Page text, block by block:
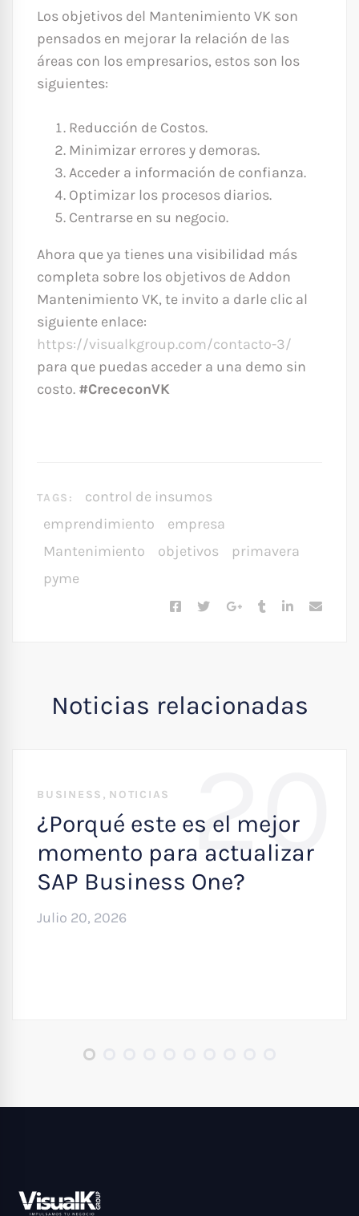
Los objetivos del Mantenimiento VK son
pensados en mejorar la relación de las
áreas con los empresarios, estos son los
siguientes:
Reducción de Costos.
Minimizar errores y demoras.
Acceder a información de confianza.
Optimizar los procesos diarios.
Centrarse en su negocio.
Ahora que ya tienes una visibilidad más
completa sobre los objetivos de Addon
Mantenimiento VK, te invito a darle clic al
siguiente enlace:
https://visualkgroup.com/contacto-3/
para que puedas acceder a una demo sin
costo. #CrececonVK
TAGS:
control de insumos
emprendimiento
empresa
Mantenimiento
objetivos
primavera
pyme
Noticias relacionadas
20
BUSINESS , NOTICIAS
¿Porqué este es el mejor
momento para actualizar
SAP Business One?
Julio 20, 2026